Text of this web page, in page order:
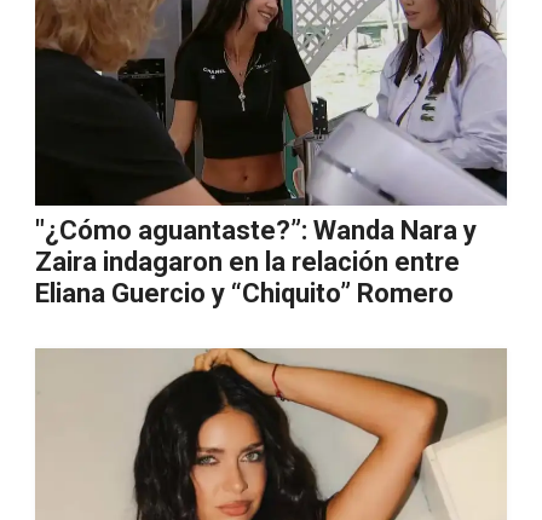
"¿Cómo aguantaste?”: Wanda Nara y
Zaira indagaron en la relación entre
Eliana Guercio y “Chiquito” Romero